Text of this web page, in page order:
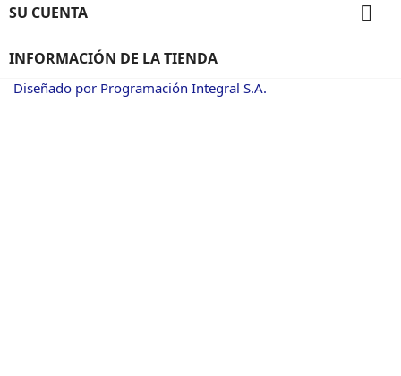
SU CUENTA 
INFORMACIÓN DE LA TIENDA
Diseñado por Programación Integral S.A.